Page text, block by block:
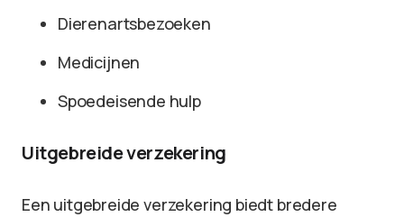
Dierenartsbezoeken
Medicijnen
Spoedeisende hulp
Uitgebreide verzekering
Een uitgebreide verzekering biedt bredere